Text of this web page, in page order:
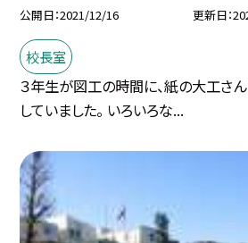
公開日 2021/12/16 更新日
校長室
３年生が図工の時間に、紙の大工さ
していました。 いろいろな...